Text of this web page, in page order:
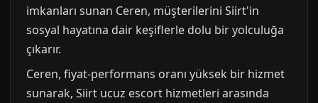
imkanları sunan Ceren, müşterilerini Siirt'in
sosyal hayatına dair keşiflerle dolu bir yolculuğa
çıkarır.
Ceren, fiyat-performans oranı yüksek bir hizmet
sunarak, Siirt ucuz escort hizmetleri arasında